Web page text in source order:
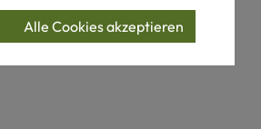
Alle Cookies akzeptieren